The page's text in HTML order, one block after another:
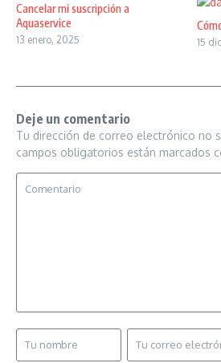
Cancelar mi suscripción a
Aquaservice
13 enero, 2025 15
Deje un comentario
Tu dirección de correo electrónico no
campos obligatorios están marcados